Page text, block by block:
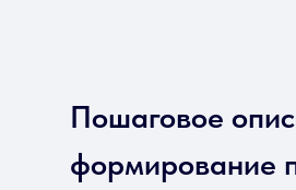
Пошаговое
формирование